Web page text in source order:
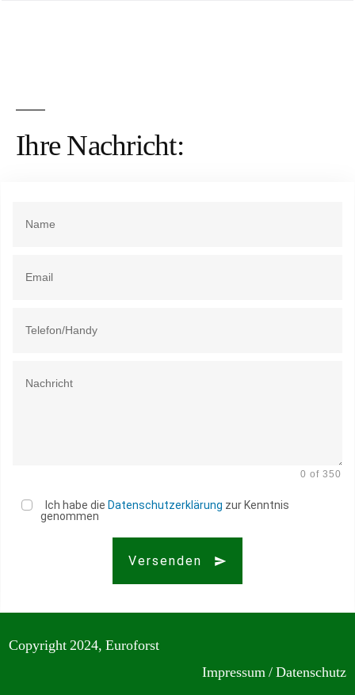
Ihre Nachricht:
0 of 350
Ich habe die Datenschutzerklärung zur Kenntnis
genommen
Versenden
Copyright 2024, Euroforst
Impressum/Datenschutz